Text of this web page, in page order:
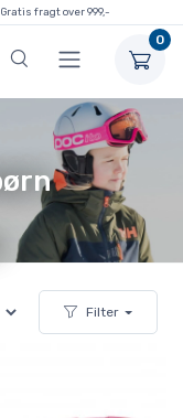
Gratis fragt over 999,-
0
Filter